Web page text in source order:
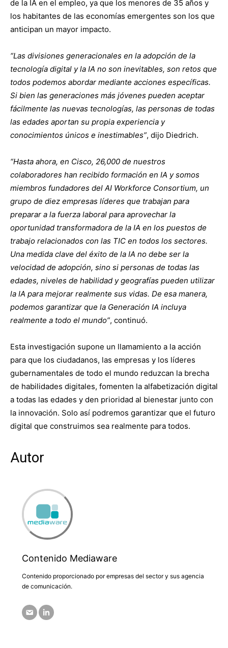
de la IA en el empleo, ya que los menores de 35 años y
los habitantes de las economías emergentes son los que
anticipan un mayor impacto.
“Las divisiones generacionales en la adopción de la
tecnología digital y la IA no son inevitables, son retos que
todos podemos abordar mediante acciones específicas.
Si bien las generaciones más jóvenes pueden aceptar
fácilmente las nuevas tecnologías, las personas de todas
las edades aportan su propia experiencia y
conocimientos únicos e inestimables”, dijo Diedrich.
“Hasta ahora, en Cisco, 26,000 de nuestros
colaboradores han recibido formación en IA y somos
miembros fundadores del AI Workforce Consortium, un
grupo de diez empresas líderes que trabajan para
preparar a la fuerza laboral para aprovechar la
oportunidad transformadora de la IA en los puestos de
trabajo relacionados con las TIC en todos los sectores.
Una medida clave del éxito de la IA no debe ser la
velocidad de adopción, sino si personas de todas las
edades, niveles de habilidad y geografías pueden utilizar
la IA para mejorar realmente sus vidas. De esa manera,
podemos garantizar que la Generación IA incluya
realmente a todo el mundo”, continuó.
Esta investigación supone un llamamiento a la acción
para que los ciudadanos, las empresas y los líderes
gubernamentales de todo el mundo reduzcan la brecha
de habilidades digitales, fomenten la alfabetización digital
a todas las edades y den prioridad al bienestar junto con
la innovación. Solo así podremos garantizar que el futuro
digital que construimos sea realmente para todos.
Autor
Contenido Mediaware
Contenido proporcionado por empresas del sector y sus agencia
de comunicación.